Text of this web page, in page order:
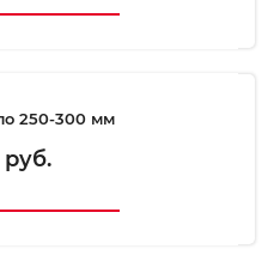
250-300 мм
руб.